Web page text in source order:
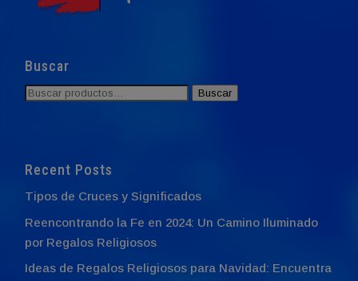
Buscar
Buscar
Buscar
Recent Posts
Tipos de Cruces y Significados
Reencontrando la Fe en 2024: Un Camino Iluminado
por Regalos Religiosos
Ideas de Regalos Religiosos para Navidad: Encuentra